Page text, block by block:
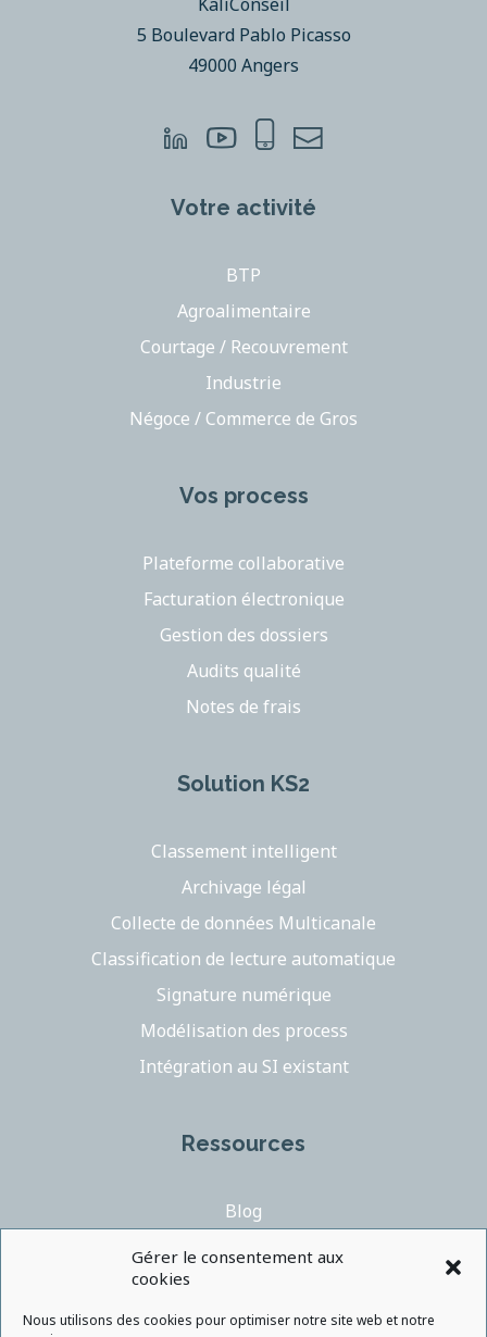
Gérer le consentement aux
cookies
Nous utilisons des cookies pour optimiser notre site web et notre
5 Boulevard Pablo Picasso
49000 Angers
Votre activité
BTP
Agroalimentaire
Courtage / Recouvrement
Industrie
Négoce / Commerce de Gros
Vos process
Plateforme collaborative
Facturation électronique
Gestion des dossiers
Audits qualité
Notes de frais
Solution KS2
Classement intelligent
Archivage légal
Collecte de données Multicanale
Classification de lecture automatique
Signature numérique
Modélisation des process
Intégration au SI existant
Ressources
Blog
Videos
Contact